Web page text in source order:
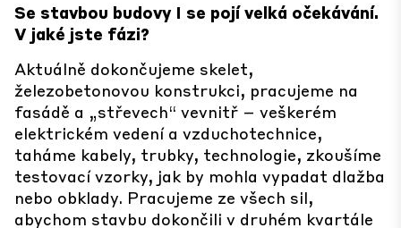
Se stavbou budovy I se pojí velká očekávání.
V jaké jste fázi?
Aktuálně dokončujeme skelet,
železobetonovou konstrukci, pracujeme na
fasádě a „střevech“ vevnitř – veškerém
elektrickém vedení a vzduchotechnice,
taháme kabely, trubky, technologie, zkoušíme
testovací vzorky, jak by mohla vypadat dlažba
nebo obklady. Pracujeme ze všech sil,
abychom stavbu dokončili v druhém kvartále